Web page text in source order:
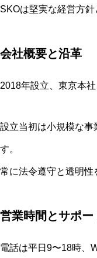
SKOは堅実な経営方
会社概要と沿革
2018年設立、東京本
設立当初は小規模な
す。
常に法令遵守と透明
営業時間とサポー
電話は平日9〜18時、